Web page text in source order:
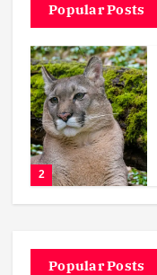
Popular Posts
2
Popular Posts